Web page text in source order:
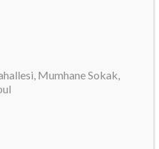
Mumhane Sokak,